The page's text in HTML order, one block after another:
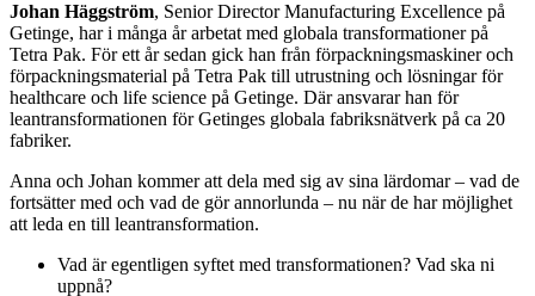
Johan Häggström, Senior Director Manufacturing Excellence på
Getinge, har i många år arbetat med globala transformationer på
Tetra Pak. För ett år sedan gick han från förpackningsmaskiner och
förpackningsmaterial på Tetra Pak till utrustning och lösningar för
healthcare och life science på Getinge. Där ansvarar han för
leantransformationen för Getinges globala fabriksnätverk på ca 20
fabriker.
Anna och Johan kommer att dela med sig av sina lärdomar – vad de
fortsätter med och vad de gör annorlunda – nu när de har möjlighet
att leda en till leantransformation.
Vad är egentligen syftet med transformationen? Vad ska ni
uppnå?